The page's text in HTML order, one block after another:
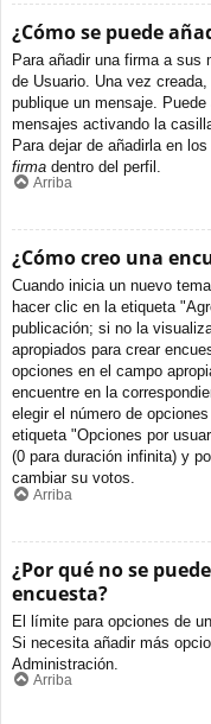
¿Cómo se puede
Para añadir una firma a sus
de Usuario. Una vez
publique un mensaje.
mensajes activando la
Para dejar de añadirla en
firma dentro del perfil.
Arriba
¿Cómo creo una
Cuando inicia un nuevo
hacer clic en la etiqueta
publicación; si no la
apropiados para crear
opciones en el campo
encuentre en la
elegir el número de
etiqueta "Opciones por
(0 para duración infinita) y
cambiar su votos.
Arriba
¿Por qué no se
encuesta?
El límite para opciones de
Si necesita añadir más
Administración.
Arriba